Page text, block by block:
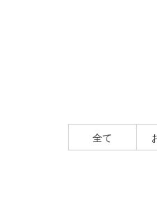
全て